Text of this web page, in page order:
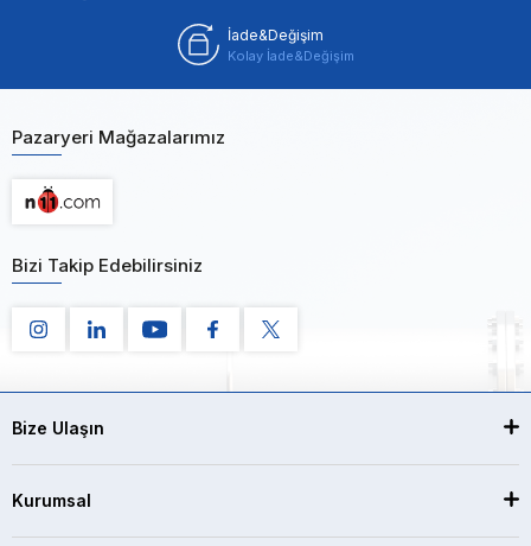
İade&Değişim
Kolay İade&Değişim
Pazaryeri Mağazalarımız
Bizi Takip Edebilirsiniz
Bize Ulaşın
Kurumsal